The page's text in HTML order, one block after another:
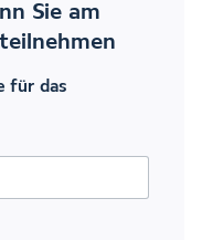
Sie am
für das